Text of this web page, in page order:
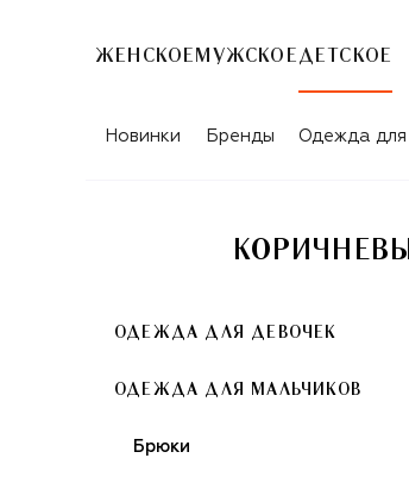
ЖЕНСКОЕ МУЖСКОЕ ДЕТСКОЕ
Новинки Бренды Одежда для
ОДЕЖДА ДЛЯ ДЕВОЧЕК
ОДЕЖДА ДЛЯ МАЛЬЧИКОВ
Брюки